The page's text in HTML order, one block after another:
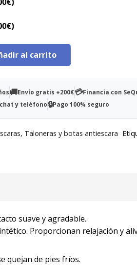
€)
al carrito
🚚Envío gratis +200€💳Financia con
y teléfono🔒Pago 100% seguro
, Taloneras y botas antiescara
suave y agradable.
Proporcionan relajación y
quejan de pies fríos.